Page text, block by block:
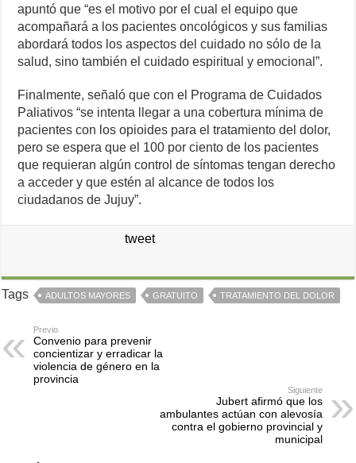
apuntó que “es el motivo por el cual el equipo que
acompañará a los pacientes oncológicos y sus familias
abordará todos los aspectos del cuidado no sólo de la
salud, sino también el cuidado espiritual y emocional”.
Finalmente, señaló que con el Programa de Cuidados
Paliativos “se intenta llegar a una cobertura mínima de
pacientes con los opioides para el tratamiento del dolor,
pero se espera que el 100 por ciento de los pacientes
que requieran algún control de síntomas tengan derecho
a acceder y que estén al alcance de todos los
ciudadanos de Jujuy”.
tweet
Tags ADULTOS MAYORES GRATUITO TRATAMIENTO DEL DOLOR
Previo
Convenio para prevenir
concientizar y erradicar la
violencia de género en la
provincia
Siguiente
Jubert afirmó que los
ambulantes actúan con alevosía
contra el gobierno provincial y
municipal